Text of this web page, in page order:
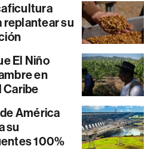
replantear su
El Niño
en
Caribe
América
su
100%